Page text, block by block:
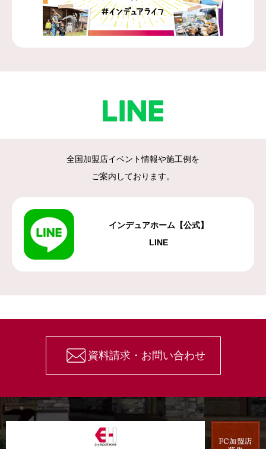
全国加盟店イベント情報や施工例を
ご案内しております。
インデュアホーム【公式】
LINE
資料請求・お問い合わせ